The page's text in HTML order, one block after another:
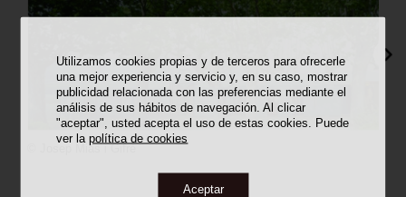
Utilizamos cookies propias y de terceros para ofrecerle
una mejor experiencia y servicio y, en su caso, mostrar
publicidad relacionada con las preferencias mediante el
análisis de sus hábitos de navegación. Al clicar
"aceptar", usted acepta el uso de estas cookies. Puede
ver lapolítica de cookies
Aceptar
Josep Miàs i Gifré